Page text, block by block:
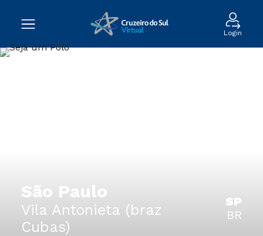
Login
São Paulo
Vila Antonieta (braz
Cubas)
SP
BR